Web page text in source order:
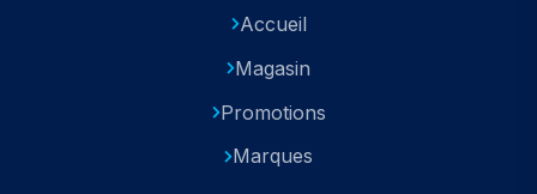
Accueil
Magasin
Promotions
Marques